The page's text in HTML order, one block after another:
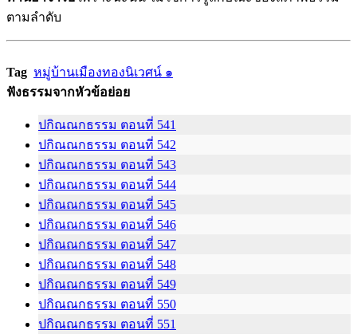
ตามลำดับ
Tag หมู่บ้านเมืองทองนิเวศน์ ๑
ฟังธรรมจากหัวข้อย่อย
ปกิณณกธรรม ตอนที่ 541
ปกิณณกธรรม ตอนที่ 542
ปกิณณกธรรม ตอนที่ 543
ปกิณณกธรรม ตอนที่ 544
ปกิณณกธรรม ตอนที่ 545
ปกิณณกธรรม ตอนที่ 546
ปกิณณกธรรม ตอนที่ 547
ปกิณณกธรรม ตอนที่ 548
ปกิณณกธรรม ตอนที่ 549
ปกิณณกธรรม ตอนที่ 550
ปกิณณกธรรม ตอนที่ 551